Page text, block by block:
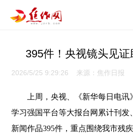
395件！央视镜头见
2026/5/25 9:29:26 来源：焦作日报
上周，央视、《新华每日电讯
学习强国平台等大报台网累计刊发
新闻作品395件，重点围绕我市残